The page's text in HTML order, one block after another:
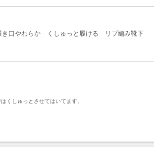
口やわらか くしゅっと履ける リブ編み靴下
くしゅっとさせてはいてます。